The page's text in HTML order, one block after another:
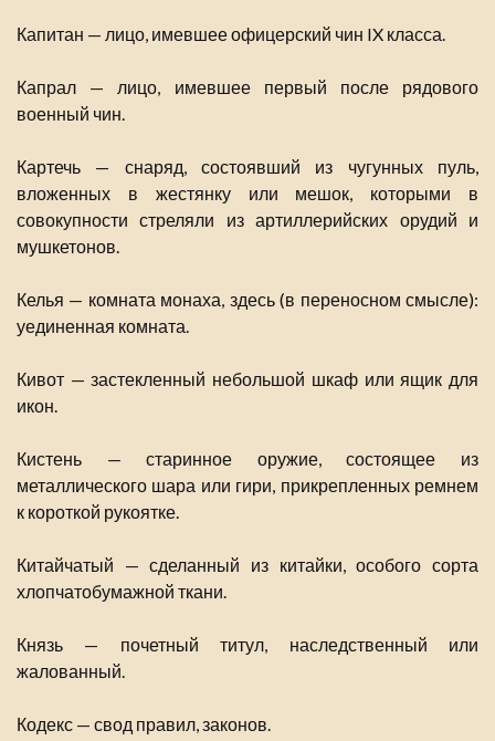
Капитан — лицо, имевшее офицерский чин IX класса.
Капрал — лицо, имевшее первый после рядового
военный чин.
Картечь — снаряд, состоявший из чугунных пуль,
вложенных в жестянку или мешок, которыми в
совокупности стреляли из артиллерийских орудий и
мушкетонов.
Келья — комната монаха, здесь (в переносном смысле):
уединенная комната.
Кивот — застекленный небольшой шкаф или ящик для
икон.
Кистень — старинное оружие, состоящее из
металлического шара или гири, прикрепленных ремнем
к короткой рукоятке.
Китайчатый — сделанный из китайки, особого сорта
хлопчатобумажной ткани.
Князь — почетный титул, наследственный или
жалованный.
Кодекс — свод правил, законов.